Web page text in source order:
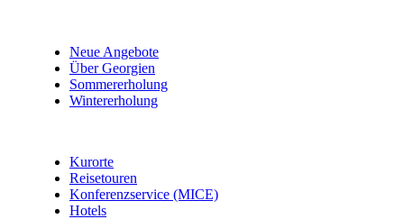
Neue Angebote
Über Georgien
Sommererholung
Wintererholung
Kurorte
Reisetouren
Konferenzservice (MICE)
Hotels